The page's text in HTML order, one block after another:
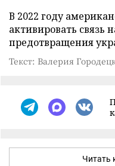
В 2022 году
активировать
предотвращения
Текст: Валерия
Читать